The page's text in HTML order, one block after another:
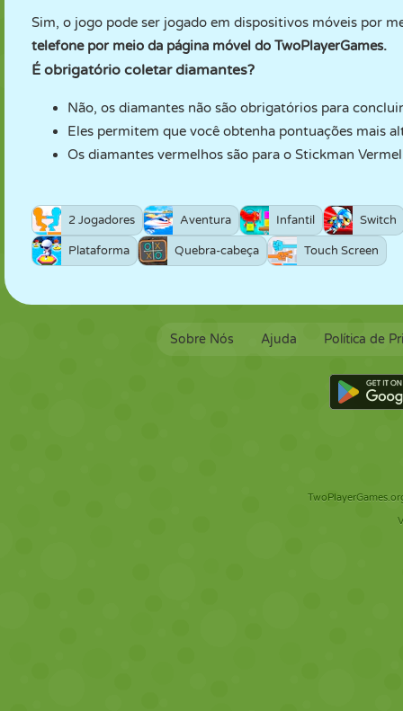
Sim, o jogo pode ser jogado em dispositivos móveis por
telefone por meio da página móvel do TwoPlayerGames.
É obrigatório coletar diamantes?
Não, os diamantes não são obrigatórios para
Eles permitem que você obtenha pontuações mais
Os diamantes vermelhos são para o Stickman
2 Jogadores Aventura Infantil Switch
Plataforma Quebra-cabeça Touch Screen
Sobre Nós Ajuda Política de